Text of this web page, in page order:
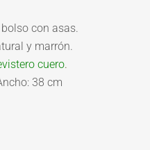
bolso con asas.
y marrón.
cuero.
38 cm